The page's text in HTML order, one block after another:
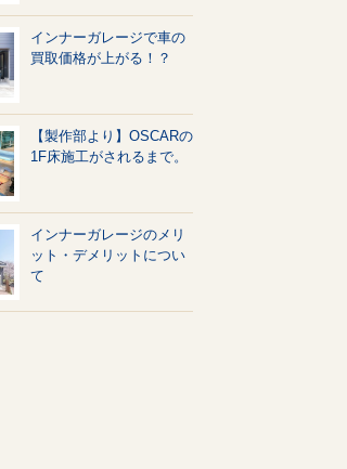
インナーガレージで車の
買取価格が上がる！？
【製作部より】OSCARの
1F床施工がされるまで。
インナーガレージのメリ
ット・デメリットについ
て